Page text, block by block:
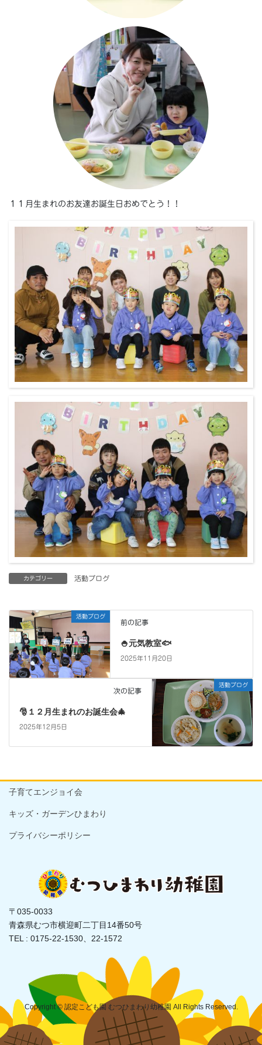
１１月生まれのお友達お誕生日おめでとう！！
カテゴリー 活動ブログ
活動ブログ
前の記事
🍚元気教室🐟
2025年11月20日
活動ブログ
次の記事
🎅１２月生まれのお誕生会🎄
2025年12月5日
子育てエンジョイ会
キッズ・ガーデンひまわり
プライバシーポリシー
〒035-0033
青森県むつ市横迎町二丁目14番50号
TEL : 0175-22-1530、22-1572
Copyright © 認定こども園 むつひまわり幼稚園 All Rights Reserved.